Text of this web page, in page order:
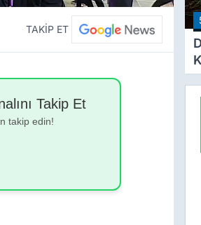
TAKİP ET
Takip Et
takip edin!